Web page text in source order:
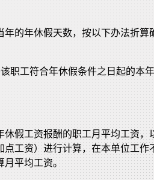
年的年休假天数，按以下办法折算
职工符合年休假条件之日起的本年
休假工资报酬的职工月平均工资，
工资）进行计算，在本单位工作
月平均工资。